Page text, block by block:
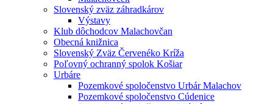
Slovenský zväz záhradkárov
Výstavy
Klub dôchodcov Malachovčan
Obecná knižnica
Slovenský Zväz Červenéko Kríža
Poľovný ochranný spolok Košiar
Urbáre
Pozemkové spoločenstvo Urbár Malachov
Pozemkové spoločenstvo Cúdenice